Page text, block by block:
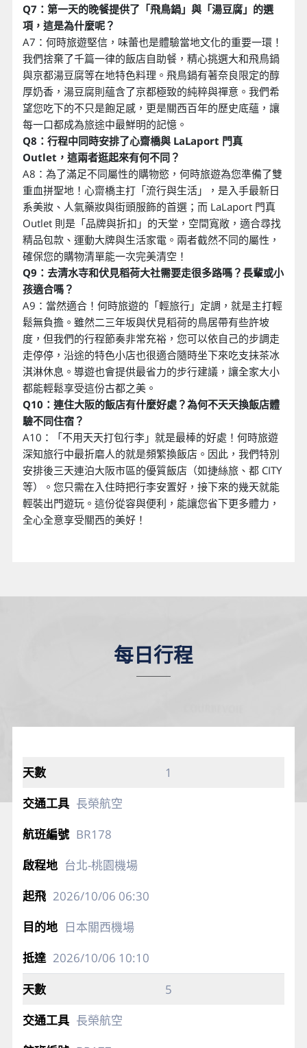
Q7：第一天的晚餐提供了「飛鳥鍋」與「湯豆腐」的選
項，這是為什麼呢？
A7：何時旅遊堅信，味蕾也是體驗當地文化的重要一環！
我們捨棄了千篇一律的飯店自助餐，精心挑選大和飛鳥鍋
與京都湯豆腐等在地特色料理。飛鳥鍋有著奈良限定的醇
厚奶香，湯豆腐則蘊含了京都極致的純粹與禪意。我們希
望您吃下的不只是飽足感，更是關西百年的歷史底蘊，讓
每一口都成為旅途中最鮮明的記憶。
Q8：行程中同時安排了心齋橋與 LaLaport 門真
Outlet，這兩者逛起來有何不同？
A8：為了滿足不同屬性的購物慾，何時旅遊為您準備了雙
重血拼聖地！心齋橋主打「流行與生活」，是入手最新日
系美妝、人氣藥妝與街頭服飾的首選；而 LaLaport 門真
Outlet 則是「品牌與折扣」的天堂，空間寬敞，適合尋找
精品包款、運動大牌與生活家電。兩者截然不同的屬性，
確保您的購物清單能一次完美清空！
Q9：去清水寺和伏見稻荷大社需要走很多路嗎？長輩或小
孩適合嗎？
A9：當然適合！何時旅遊的「輕旅行」定調，就是主打輕
鬆無負擔。雖然二三年坂與伏見稻荷的鳥居帶有些許坡
度，但我們的行程節奏非常充裕，您可以依自己的步調走
走停停，沿途的特色小店也很適合隨時坐下來吃支抹茶冰
淇淋休息。導遊也會提供最省力的步行建議，讓全家大小
都能輕鬆享受這份古都之美。
Q10：連住大阪的飯店有什麼好處？為何不天天換飯店體
驗不同住宿？
A10：「不用天天打包行李」就是最棒的好處！何時旅遊
深知旅行中最折磨人的就是頻繁換飯店。因此，我們特別
安排後三天連泊大阪市區的優質飯店（如捷絲旅、都 CITY
等）。您只需在入住時把行李安置好，接下來的幾天就能
輕裝出門遊玩。這份從容與便利，能讓您省下更多體力，
全心全意享受關西的美好！
每日行程
1
長榮航空
BR178
台北-桃園機場
2026/10/06 06:30
日本關西機場
2026/10/06 10:10
5
長榮航空